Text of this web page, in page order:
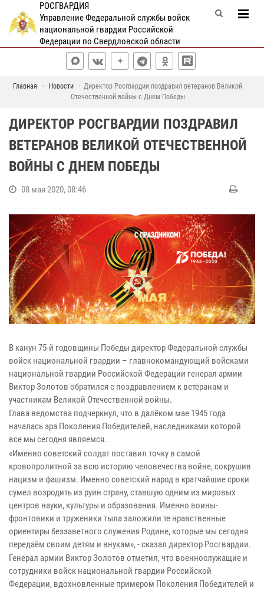
РОСГВАРДИЯ
Управление Федеральной службы войск
национальной гвардии Российской
Федерации по Свердловской области
Главная Новости
Директор Росгвардии поздравил ветеранов Великой
Отечественной войны с Днем Победы
ДИРЕКТОР РОСГВАРДИИ ПОЗДРАВИЛ
ВЕТЕРАНОВ ВЕЛИКОЙ ОТЕЧЕСТВЕННОЙ
ВОЙНЫ С ДНЕМ ПОБЕДЫ
08 мая 2020, 08:46
В канун 75-й годовщины Победы директор Федеральной службы
войск национальной гвардии – главнокомандующий войсками
национальной гвардии Российской Федерации генерал армии
Виктор Золотов обратился с поздравлением к ветеранам и
участникам Великой Отечественной войны.
Глава ведомства подчеркнул, что в далёком мае 1945 года
началась эра Поколения Победителей, наследниками которой
все мы сегодня являемся.
«Именно советский солдат поставил точку в самой
кровопролитной за всю историю человечества войне, сокрушив
нацизм и фашизм. Именно советский народ в кратчайшие сроки
сумел возродить из руин страну, ставшую одним из мировых
центров науки, культуры и образования. Именно воины-
фронтовики и труженики тыла заложили те нравственные
ориентиры беззаветного служения Родине, которые мы сегодня
передаём своим детям и внукам», - сказал директор Росгвардии.
Генерал армии Виктор Золотов отметил, что военнослужащие и
сотрудники войск национальной гвардии Российской
Федерации, вдохновленные примером Поколения Победителей и